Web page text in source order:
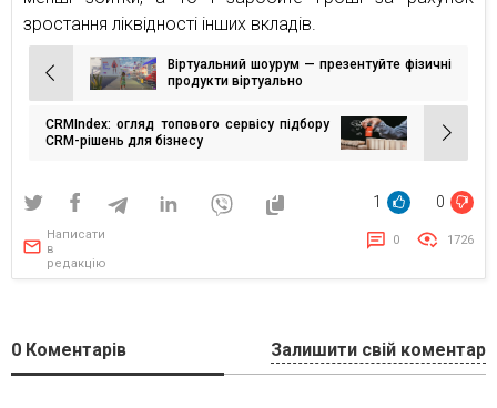
зростання ліквідності інших вкладів.
Навігація
записів
Віртуальний шоурум — презентуйте фізичні
продукти віртуально
CRMIndex: огляд топового сервісу підбору
CRM-рішень для бізнесу
1 0
Написати
в
редакцію
0 1726
0 Коментарів Залишити свій коментар